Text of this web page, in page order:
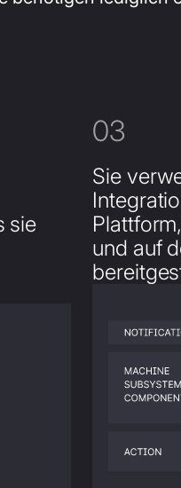
sie
03
Sie
und auf